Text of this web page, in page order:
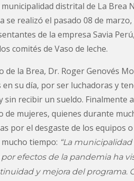
distrital de La Brea
se realizó el pasado 08 de
de la empresa Savia
comités de Vaso de leche.
de la Brea, Dr. Roger Genovés
su día, por ser luchadoras y
sin recibir un sueldo. Finalmente
de mujeres, quienes durante
por el desgaste de los equipos
tiempo: “La
efectos de la pandemia ha
y mejora del programa.